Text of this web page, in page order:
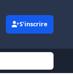
S’inscrire